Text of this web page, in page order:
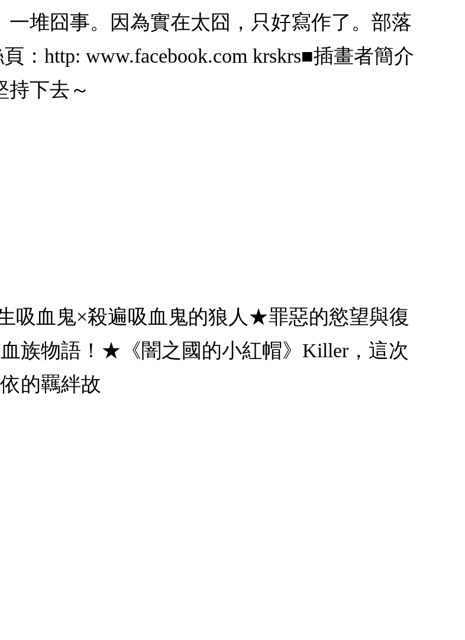
堆囧事。因為實在太囧，只好寫作了。部落
：http: www.facebook.com krskrs■插畫者簡介
持下去～
吸血鬼×殺遍吸血鬼的狼人★罪惡的慾望與復
族物語！★《闇之國的小紅帽》Killer，這次
的羈絆故